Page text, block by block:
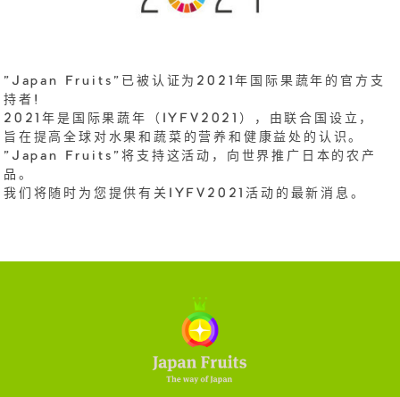
"Japan Fruits"已被认证为2021年国际果蔬年的官方支
持者!
2021年是国际果蔬年（IYFV2021），由联合国设立，
旨在提高全球对水果和蔬菜的营养和健康益处的认识。
"Japan Fruits"将支持这活动，向世界推广日本的农产
品。
我们将随时为您提供有关IYFV2021活动的最新消息。